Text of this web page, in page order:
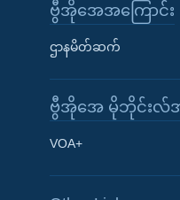
Learning English
ဗွီအိုအေအကြောင်း
ဌာနမိတ်ဆက်
ဗွီအိုအေ မိုဘိုင်းလ်အ
VOA+